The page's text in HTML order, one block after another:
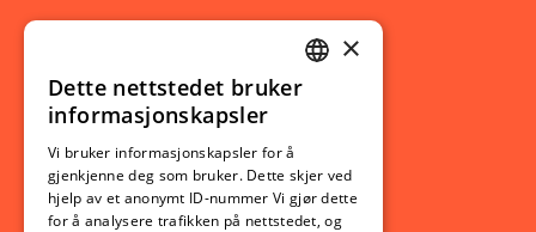
Ny student
Utveksling
Opptak
Lov- og regelverk
NORWEGIAN
×
Dette nettstedet bruker
informasjonskapsler
Vi bruker informasjonskapsler for å
gjenkjenne deg som bruker. Dette skjer ved
hjelp av et anonymt ID-nummer Vi gjør dette
for å analysere trafikken på nettstedet, og